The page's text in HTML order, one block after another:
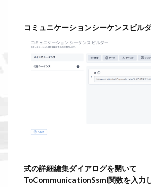
コミュニケーションシーケンスビル
式の詳細編集ダイアログを開いて
ToCommunicationSsml関数を入力